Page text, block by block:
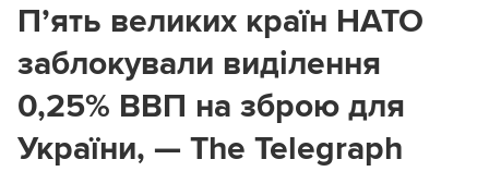
П’ять великих країн НАТО
заблокували виділення
0,25% ВВП на зброю для
України, — The Telegraph